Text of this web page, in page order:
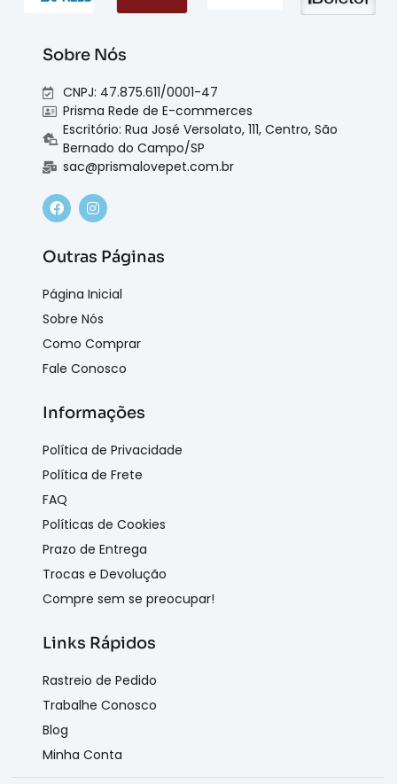
Sobre Nós
CNPJ: 47.875.611/0001-47
Prisma Rede de E-commerces
Escritório: Rua José Versolato, 111, Centro, São
Bernado do Campo/SP
sac@prismalovepet.com.br
Outras Páginas
Página Inicial
Sobre Nós
Como Comprar
Fale Conosco
Informações
Política de Privacidade
Política de Frete
FAQ
Políticas de Cookies
Prazo de Entrega
Trocas e Devolução
Compre sem se preocupar!
Links Rápidos
Rastreio de Pedido
Trabalhe Conosco
Blog
Minha Conta